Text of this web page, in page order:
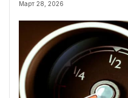
Март 28, 2026